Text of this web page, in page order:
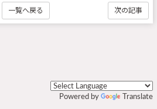
次の記事
一覧へ戻る
Powered by Translate